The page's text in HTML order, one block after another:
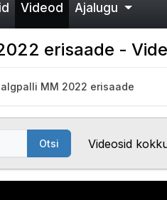
Videod Ajalugu
erisaade -
MM 2022 erisaade
Otsi Videosid